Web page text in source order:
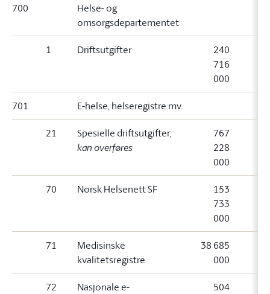
700
Helse- og
omsorgsdepartementet
1 Driftsutgifter
240
716
000
701 E-helse, helseregistre mv.
21 Spesielle driftsutgifter,
kan overføres
767
228
000
70 Norsk Helsenett SF
153
733
000
71
Medisinske
kvalitetsregistre
38 685
000
72
Nasjonale e-
504